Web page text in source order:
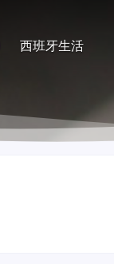
西班牙生活